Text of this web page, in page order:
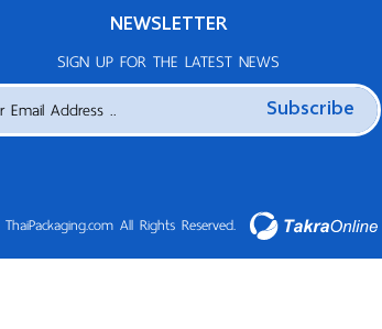
NEWSLETTER
SIGN UP FOR THE LATEST NEWS
Subscribe
ThaiPackaging.com All Rights Reserved.